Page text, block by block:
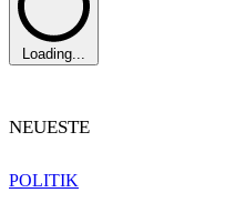
Loading...
NEUESTE
POLITIK